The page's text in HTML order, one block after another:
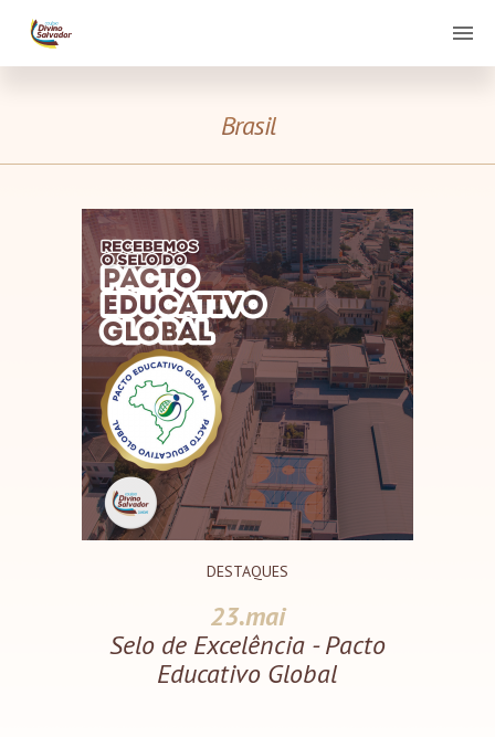
Brasil
DESTAQUES
23.mai
Selo de Excelência - Pacto
Educativo Global